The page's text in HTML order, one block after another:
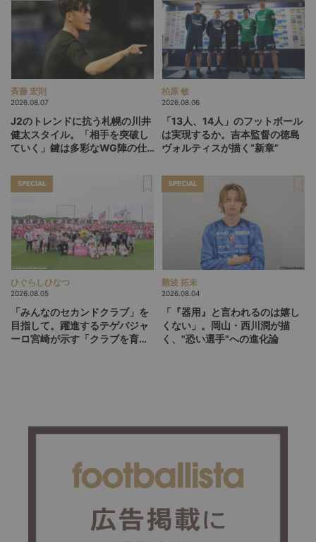
斉藤 宏則
2026.08.07
J2のトレンドに抗う札幌の川井
健太スタイル。「相手を突破し
ていく」鍵は多彩なWG陣の仕
柏原 敏
2026.08.06
「13人、14人」のフットボール
は実現するか。吉本監督の徳島
ヴォルティスが描く“新章”
SPECIAL
ひぐらしひなつ
2026.08.05
「みんなのセカンドクラブ」を
目指して。躍進するテゲバジャ
ーロ宮崎が示す「クラブを育て
SPECIAL
難波 拓未
2026.08.04
「『器用』と言われるのは嬉し
くない」。岡山・西川潤が描
く、"恐い選手"への進化論